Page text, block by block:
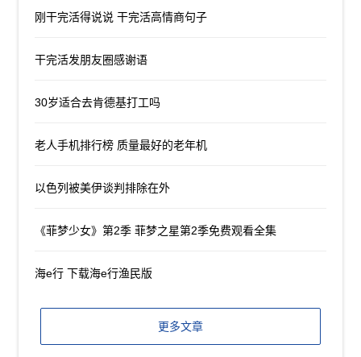
刚干完活得说说 干完活高情商句子
干完活发朋友圈感谢语
30岁适合去肯德基打工吗
老人手机排行榜 质量最好的老年机
以色列被美伊谈判排除在外
《菲梦少女》第2季 菲梦之星第2季免费观看全集
海e行 下载海e行渔民版
更多文章